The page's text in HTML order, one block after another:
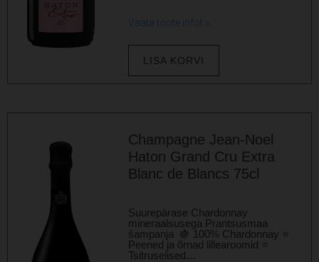
Vaata toote infot »
LISA KORVI
Champagne Jean-Noel
Haton Grand Cru Extra
Blanc de Blancs 75cl
Suurepärase Chardonnay
mineraalsusega Prantsusmaa
šampanja 🍇 100% Chardonnay ⭐
Peened ja õrnad lillearoomid ⭐
Tsitruselised…